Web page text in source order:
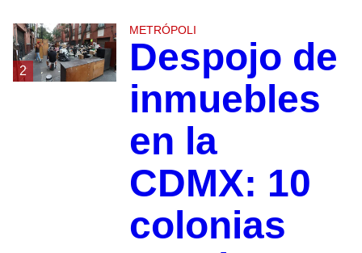
2
METRÓPOLI
Despojo de
inmuebles
en la
CDMX: 10
colonias